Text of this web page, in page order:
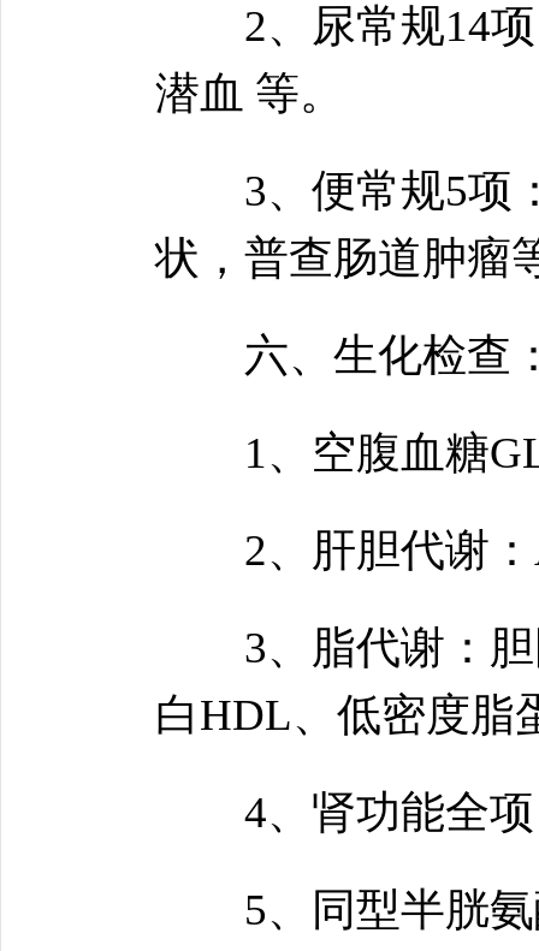
2、尿常规14项
潜血 等。
3、便常规5项：
状，普查肠道肿瘤
六、生化检查
1、空腹血糖
2、肝胆代谢：
3、脂代谢：胆
白HDL、低密度
4、肾功能全项
5、同型半胱氨